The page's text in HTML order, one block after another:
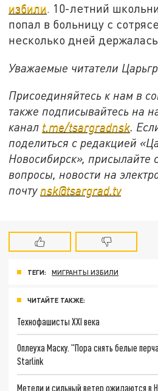
избили. 10-летний
попал в больницу с
несколько дней
Уважаемые читатели
Присоединяйтесь к нам в
также подписывайтесь на
канал t.me/tsargradnsk.
поделиться с редакцией
Новосибирск», присылайте
вопросы, новости на
почту nsk@tsargrad.tv
ТЕГИ: МИГРАНТЫ ИЗБИЛИ
ЧИТАЙТЕ ТАКЖЕ:
Технофашисты XXI века
Оплеуха Маску. "Пора снять белые
Starlink
Метели и сильный ветер ожидаются в